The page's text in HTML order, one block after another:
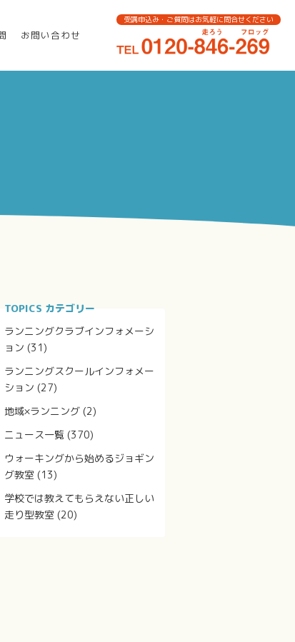
お問い合わせ
受講申込み・ご質問はお気軽に問合せください
TOPICS カテゴリー
ランニングクラブインフォメーシ
ョン (31)
ランニングスクールインフォメー
ション (27)
地域×ランニング(2)
ニュース一覧 (370)
ウォーキングから始めるジョギン
グ教室 (13)
学校では教えてもらえない正しい
走り型教室 (20)